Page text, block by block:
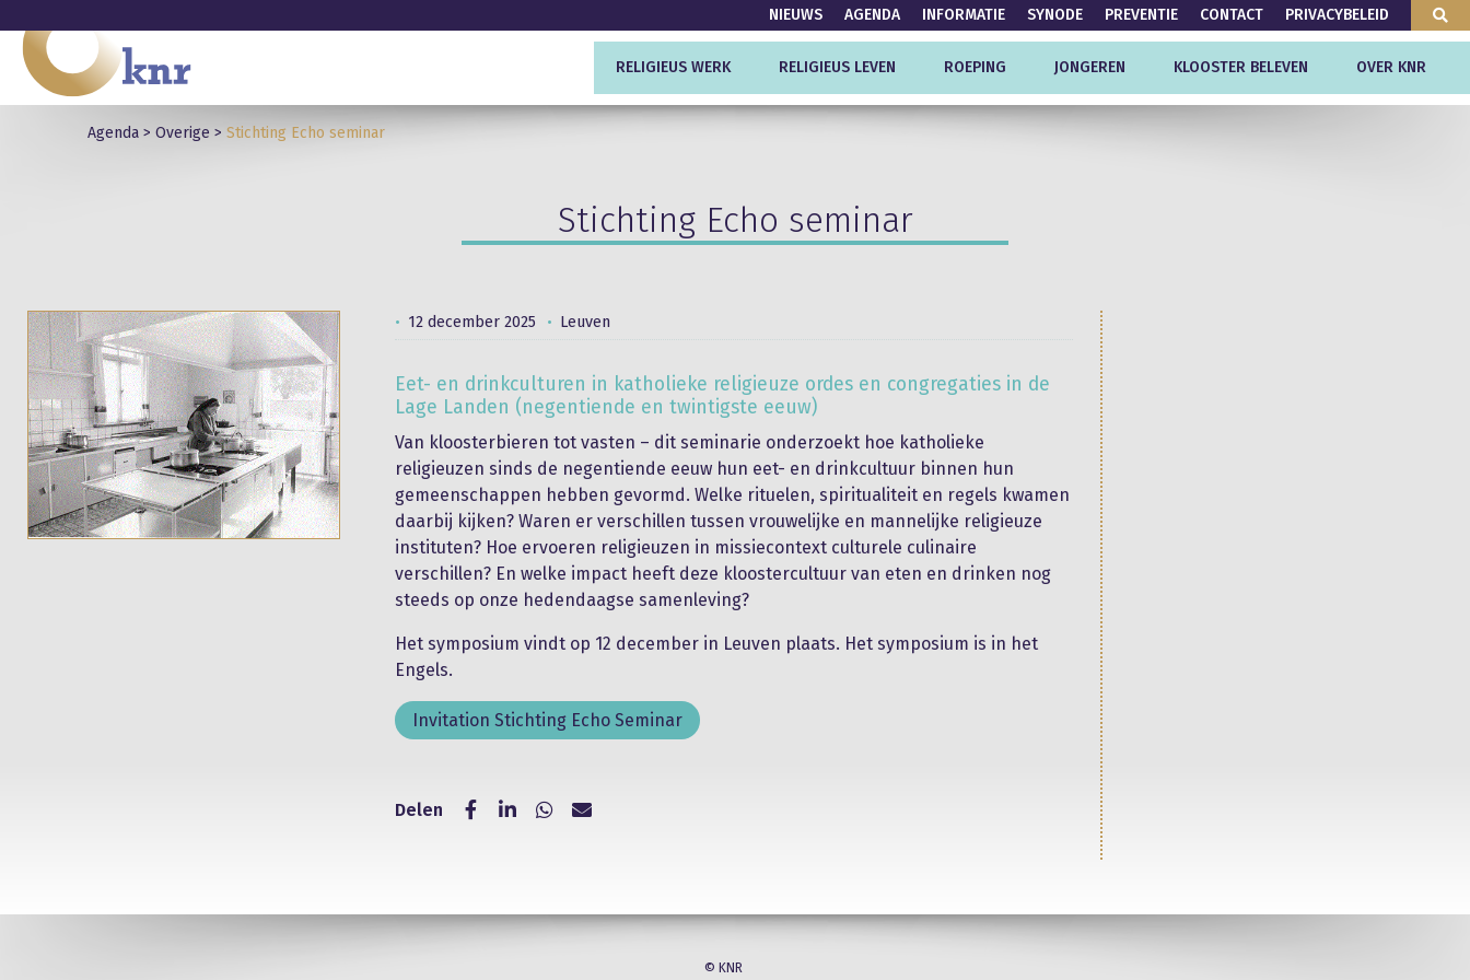
NIEUWS AGENDA INFORMATIE SYNODE PREVENTIE CONTACT PRIVACYBELEID
RELIGIEUS WERK RELIGIEUS LEVEN ROEPING JONGEREN KLOOSTER BELEVEN OVER KNR
Agenda > Overige > Stichting Echo seminar
Stichting Echo seminar
12 december 2025 Leuven
Eet- en drinkculturen in katholieke religieuze ordes en congregaties in de
Lage Landen (negentiende en twintigste eeuw)
Van kloosterbieren tot vasten – dit seminarie onderzoekt hoe katholieke
religieuzen sinds de negentiende eeuw hun eet- en drinkcultuur binnen hun
gemeenschappen hebben gevormd. Welke rituelen, spiritualiteit en regels kwamen
daarbij kijken? Waren er verschillen tussen vrouwelijke en mannelijke religieuze
instituten? Hoe ervoeren religieuzen in missiecontext culturele culinaire
verschillen? En welke impact heeft deze kloostercultuur van eten en drinken nog
steeds op onze hedendaagse samenleving?
Het symposium vindt op 12 december in Leuven plaats. Het symposium is in het
Engels.
Invitation Stichting Echo Seminar
Delen
© KNR